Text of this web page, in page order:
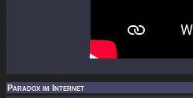
Paradox im Internet